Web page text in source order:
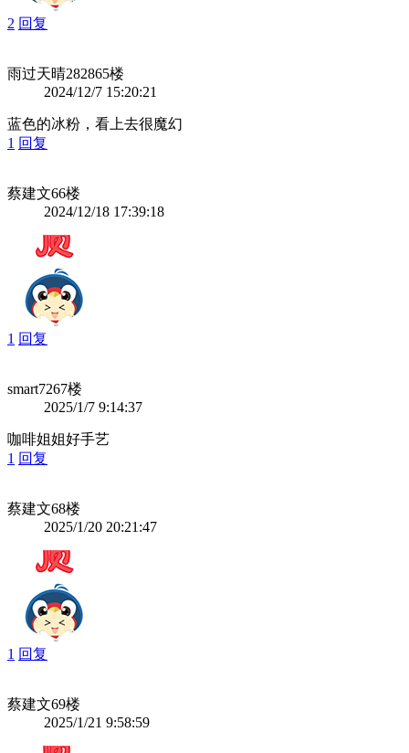
2 回复
雨过天晴282865楼
2024/12/7 15:20:21
蓝色的冰粉，看上去很魔幻
1 回复
蔡建文66楼
2024/12/18 17:39:18
1 回复
smart7267楼
2025/1/7 9:14:37
咖啡姐姐好手艺
1 回复
蔡建文68楼
2025/1/20 20:21:47
1 回复
蔡建文69楼
2025/1/21 9:58:59